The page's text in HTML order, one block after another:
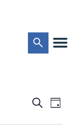
et
Recherche
de
Jour